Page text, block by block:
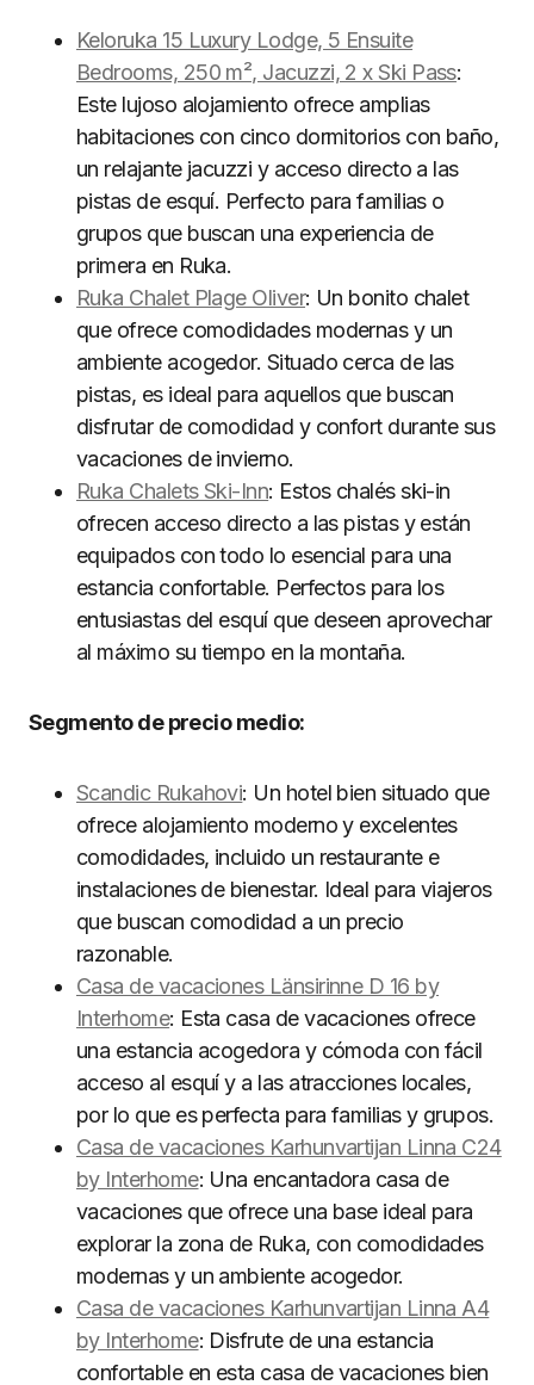
Keloruka 15 Luxury Lodge, 5 Ensuite
Bedrooms, 250 m², Jacuzzi, 2 x Ski Pass:
Este lujoso alojamiento ofrece amplias
habitaciones con cinco dormitorios con baño,
un relajante jacuzzi y acceso directo a las
pistas de esquí. Perfecto para familias o
grupos que buscan una experiencia de
primera en Ruka.
Ruka Chalet Plage Oliver: Un bonito chalet
que ofrece comodidades modernas y un
ambiente acogedor. Situado cerca de las
pistas, es ideal para aquellos que buscan
disfrutar de comodidad y confort durante sus
vacaciones de invierno.
Ruka Chalets Ski-Inn: Estos chalés ski-in
ofrecen acceso directo a las pistas y están
equipados con todo lo esencial para una
estancia confortable. Perfectos para los
entusiastas del esquí que deseen aprovechar
al máximo su tiempo en la montaña.
Segmento de precio medio:
Scandic Rukahovi: Un hotel bien situado que
ofrece alojamiento moderno y excelentes
comodidades, incluido un restaurante e
instalaciones de bienestar. Ideal para viajeros
que buscan comodidad a un precio
razonable.
Casa de vacaciones Länsirinne D 16 by
Interhome: Esta casa de vacaciones ofrece
una estancia acogedora y cómoda con fácil
acceso al esquí y a las atracciones locales,
por lo que es perfecta para familias y grupos.
Casa de vacaciones Karhunvartijan Linna C24
by Interhome: Una encantadora casa de
vacaciones que ofrece una base ideal para
explorar la zona de Ruka, con comodidades
modernas y un ambiente acogedor.
Casa de vacaciones Karhunvartijan Linna A4
by Interhome: Disfrute de una estancia
confortable en esta casa de vacaciones bien